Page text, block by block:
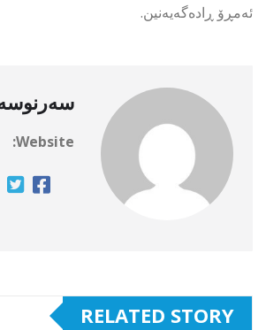
ئەمڕۆ ڕادەگەیەنین.
Website:
RELATED STORY